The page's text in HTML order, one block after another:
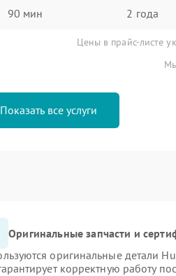
90 мин 2 года
Цены в прайс-листе
Показать все услуги
Оригинальные запчасти и
оригинальные детали
корректную работу